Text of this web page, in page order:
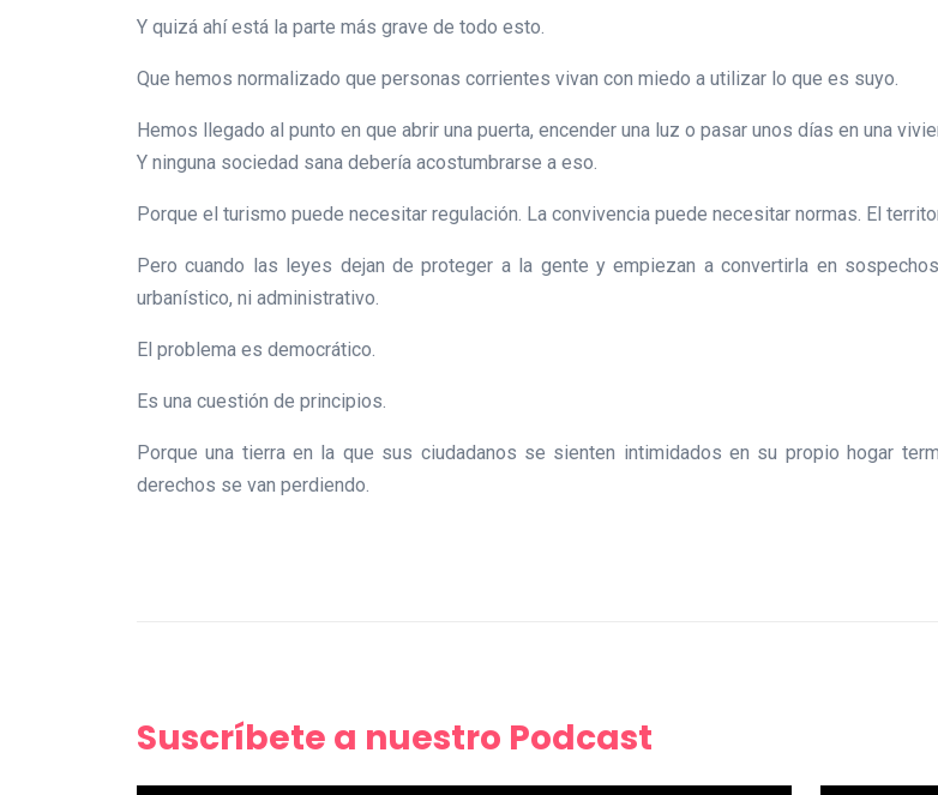
Y quizá ahí está la parte más grave de todo esto.
Que hemos normalizado que personas corrientes vivan con miedo a utilizar lo que es suyo.
Hemos llegado al punto en que abrir una puerta, encender una luz o pasar unos días en una
Y ninguna sociedad sana debería acostumbrarse a eso.
Porque el turismo puede necesitar regulación. La convivencia puede necesitar normas. El
Pero cuando las leyes dejan de proteger a la gente y empiezan a convertirla en
urbanístico, ni administrativo.
El problema es democrático.
Es una cuestión de principios.
Porque una tierra en la que sus ciudadanos se sienten intimidados en su propio hogar
derechos se van perdiendo.
Suscríbete a nuestro Podcast